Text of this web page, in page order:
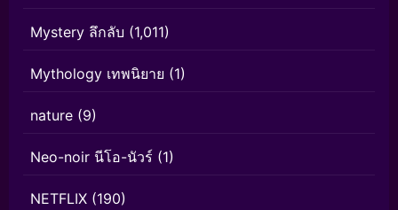
Mystery ลึกลับ (1,011)
Mythology เทพนิยาย (1)
nature (9)
Neo-noir นีโอ-นัวร์ (1)
NETFLIX (190)